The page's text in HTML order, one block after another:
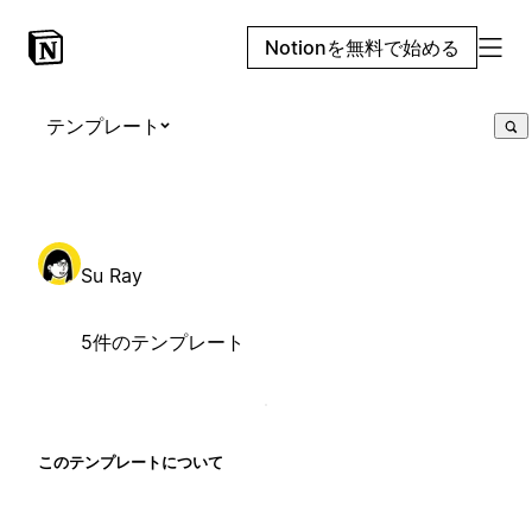
Notionを無料で始める
テンプレート
Su Ray
5件のテンプレート
このテンプレートについて